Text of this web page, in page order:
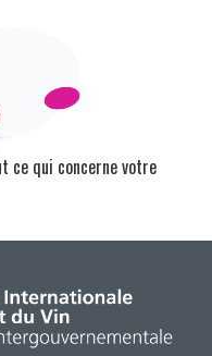
ce qui concerne votre